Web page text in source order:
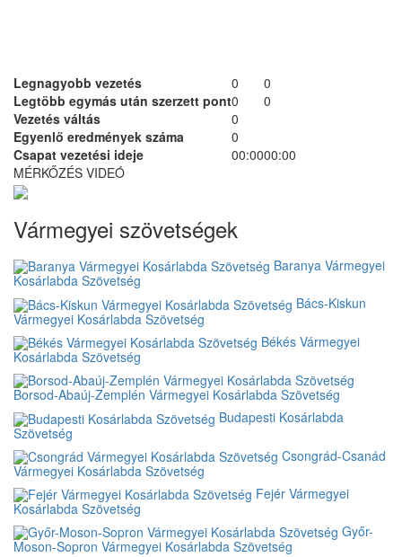
Legnagyobb vezetés 0
0
Legtöbb egymás után szerzett pont0
0
Vezetés váltás
0
Egyenlő eredmények száma
0
Csapat vezetési ideje
00:0000:00
MÉRKŐZÉS VIDEÓ
Vármegyei szövetségek
Baranya Vármegyei
Kosárlabda Szövetség
Bács-Kiskun
Vármegyei Kosárlabda Szövetség
Békés Vármegyei
Kosárlabda Szövetség
Borsod-Abaúj-Zemplén Vármegyei Kosárlabda Szövetség
Budapesti Kosárlabda
Szövetség
Csongrád-Csanád
Vármegyei Kosárlabda Szövetség
Fejér Vármegyei
Kosárlabda Szövetség
Győr-
Moson-Sopron Vármegyei Kosárlabda Szövetség